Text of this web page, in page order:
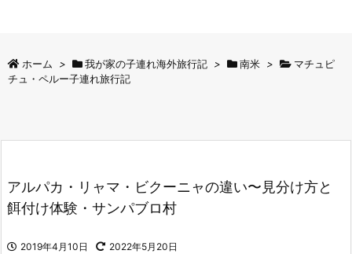
ホーム > 我が家の子連れ海外旅行記 > 南米 >
マチュピ
チュ・ペルー子連れ旅行記
アルパカ・リャマ・ビクーニャの違い〜見分け方と
餌付け体験・サンパブロ村
2019年4月10日 2022年5月20日